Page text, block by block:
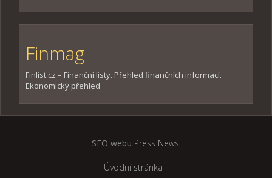
Finmag
Finlist.cz – Finanční listy. Přehled finančních informací.
Ekonomický přehled
SEO webu Press News.
Úvodní stránka